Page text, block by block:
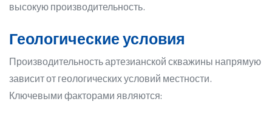
высокую производительность.
Геологические условия
Производительность артезианской скважины напрямую
зависит от геологических условий местности.
Ключевыми факторами являются: